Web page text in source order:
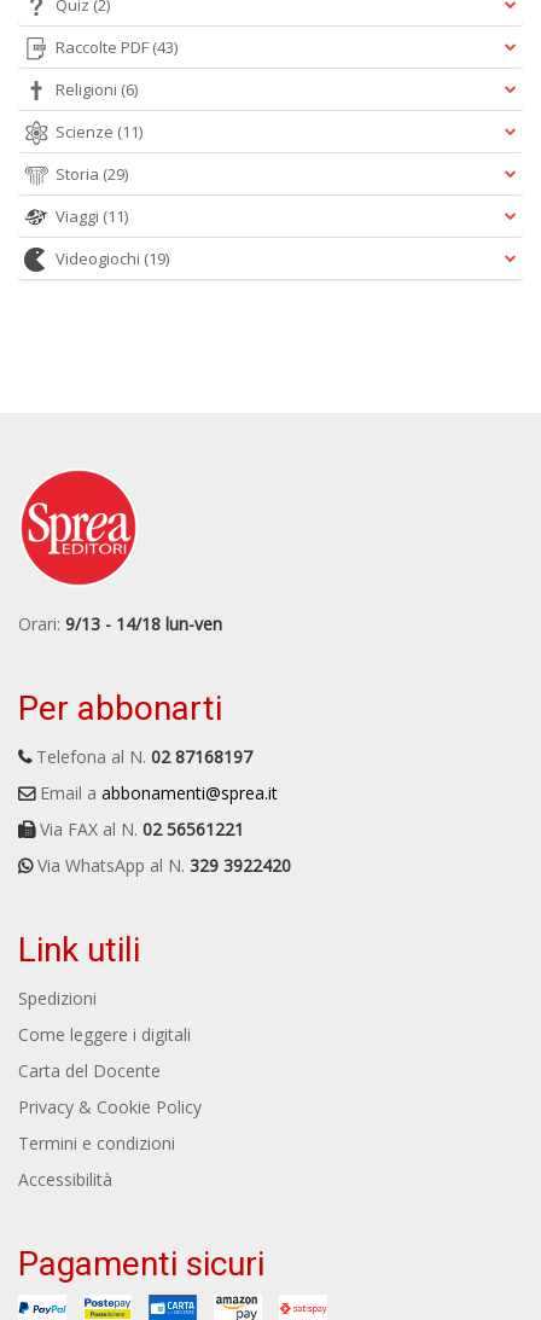
Quiz (2)
Raccolte PDF (43)
Religioni (6)
Scienze (11)
Storia (29)
Viaggi (11)
Videogiochi (19)
Orari: 9/13 - 14/18 lun-ven
Per abbonarti
Telefona al N. 02 87168197
Email a abbonamenti@sprea.it
Via FAX al N. 02 56561221
Via WhatsApp al N. 329 3922420
Link utili
Spedizioni
Come leggere i digitali
Carta del Docente
Privacy & Cookie Policy
Termini e condizioni
Accessibilità
Pagamenti sicuri